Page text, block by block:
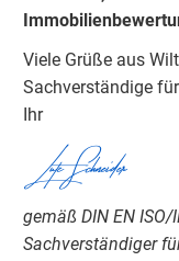
Viele Grüße aus
Sachverständige
Ihr
Lutz Schneider
gemäß DIN EN
Sachverständiger